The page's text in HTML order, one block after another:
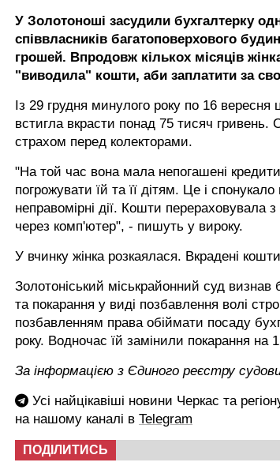
У Золотоноші засудили бухгалтерку
співвласників багатоповерхового
грошей. Впродовж кількох місяців
"виводила" кошти, аби заплатити за
Із 29 грудня минулого року по 16 вересня
встигла вкрасти понад 75 тисяч гривень.
страхом перед колекторами.
"На той час вона мала непогашені
погрожувати їй та її дітям. Це і спонукало
неправомірні дії. Кошти перераховувала
через комп'ютер", - пишуть у вироку.
У вчинку жінка розкаялася. Вкрадені
Золотоніський міськрайонний суд визнав
та покарання у виді позбавлення волі
позбавленням права обіймати посаду
року. Водночас їй замінили покарання на
За інформацією з Єдиного реєстру
Усі найцікавіші новини Черкас та
на нашому каналі в Telegram
ПОДІЛИТИСЬ